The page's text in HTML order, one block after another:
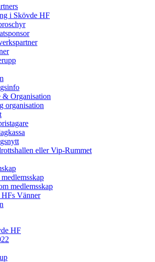
i Skövde HF
& Organisation
organisation
eller Vip-Rummet
medlemsskap
HFs Vänner
HF